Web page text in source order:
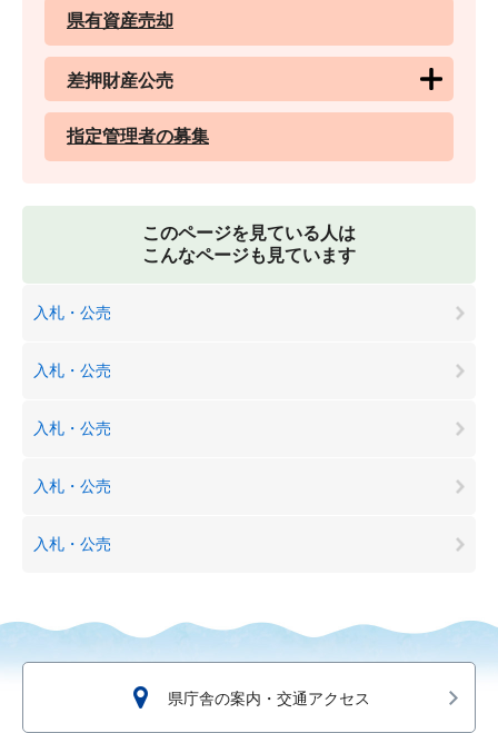
県有資産売却
差押財産公売
指定管理者の募集
このページを見ている人は
こんなページも見ています
入札・公売
入札・公売
入札・公売
入札・公売
入札・公売
県庁舎の案内・交通アクセス